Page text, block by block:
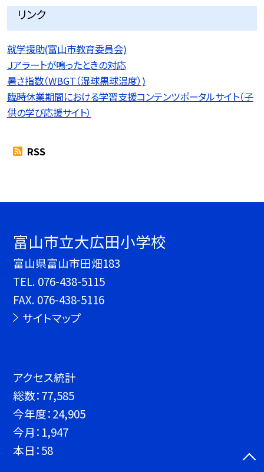
リンク
就学援助(富山市教育委員会)
Ｊアラートが鳴ったときの対応
暑さ指数（WBGT（湿球黒球温度）)
臨時休業期間における学習支援コンテンツポータルサイト（子
供の学び応援サイト）
RSS
富山市立大広田小学校
富山県富山市田畑183
TEL. 076-438-5115
FAX. 076-438-5116
サイトマップ
アクセス統計
総数：77,585
今年度：24,905
今月： 1,947
本日：58